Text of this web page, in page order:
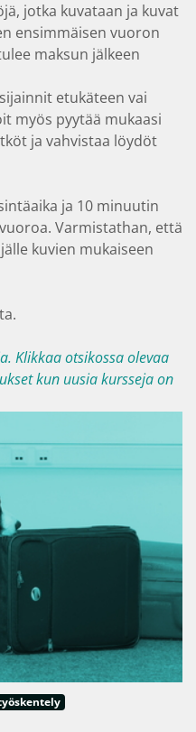
jotka kuvataan ja kuvat
ensimmäisen vuoron
maksun jälkeen
etukäteen vai
myös pyytää mukaasi
ja vahvistaa löydöt
ja 10 minuutin
Varmistathan, että
kuvien mukaiseen
Klikkaa otsikossa olevaa
kun uusia kursseja on